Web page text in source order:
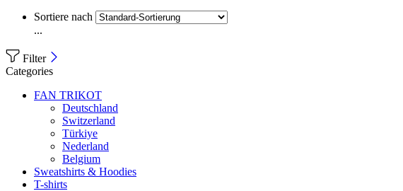
Sortiere nach
...
Filter
Categories
FAN TRIKOT
Deutschland
Switzerland
Türkiye
Nederland
Belgium
Sweatshirts & Hoodies
T-shirts